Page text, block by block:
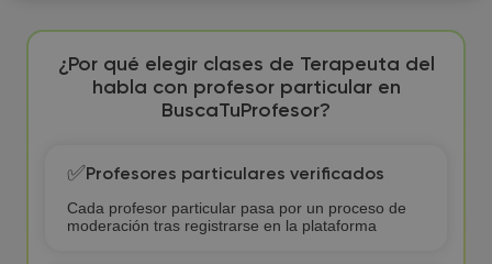
¿Por qué elegir clases de Terapeuta del
habla con profesor particular en
BuscaTuProfesor?
✅Profesores particulares verificados
Cada profesor particular pasa por un proceso de
moderación tras registrarse en la plataforma